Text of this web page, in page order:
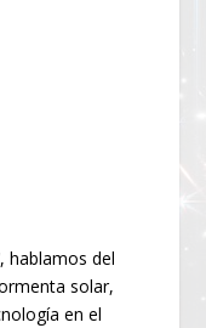
hablamos del
solar,
en el